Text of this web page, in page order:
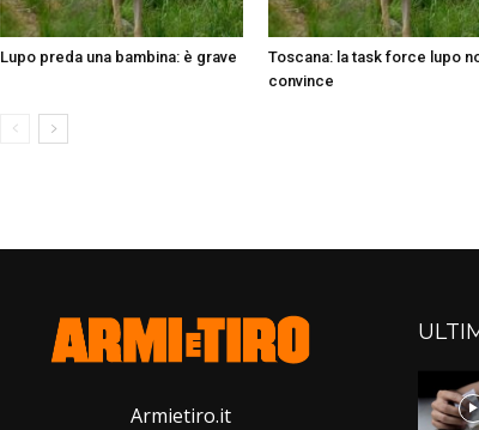
Lupo preda una bambina: è grave
Toscana: la task force lupo
convince
Armietiro.it